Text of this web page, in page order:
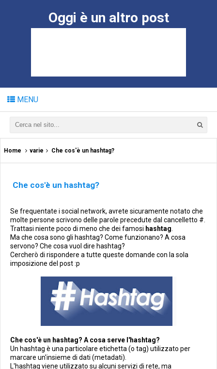
Oggi è un altro post
MENU
Home varie Che cos'è un hashtag?
Che cos'è un hashtag?
Se frequentate i social network, avrete sicuramente notato che
molte persone scrivono delle parole precedute dal cancelletto #.
Trattasi niente poco di meno che dei famosi hashtag
Ma che cosa sono gli hashtag? Come funzionano? A cosa
servono? Che cosa vuol dire hashtag?
Cercherò di rispondere a tutte queste domande con la sola
imposizione del post :p
Che cos'è un hashtag? A cosa serve l'hashtag?
Un hashtag è una particolare etichetta (o tag) utilizzato per
marcare un'insieme di dati (metadati).
L'hashtag viene utilizzato su alcuni servizi di rete, ma